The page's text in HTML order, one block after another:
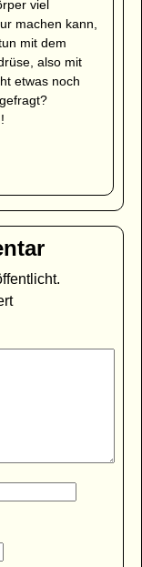
viel
machen kann,
mit dem
also mit
etwas noch